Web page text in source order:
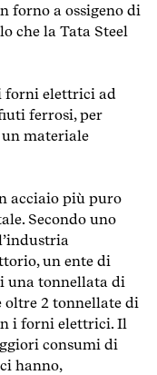
forno a ossigeno di
che la Tata Steel
forni elettrici ad
ferrosi, per
materiale
acciaio più puro
Secondo uno
un ente di
una tonnellata di
oltre 2 tonnellate di
i forni elettrici. Il
consumi di
hanno,